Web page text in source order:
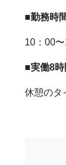
■勤務時
10：00
■実働8
休憩のタ